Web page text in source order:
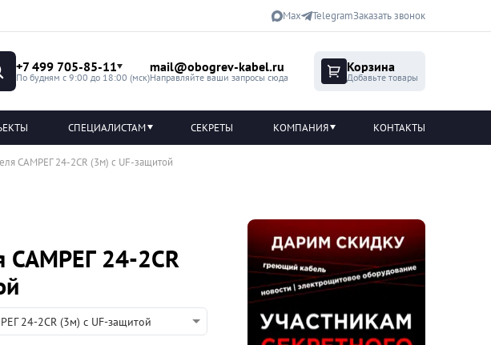
Max TelegramЗаказать звонок
+7 499 705-85-11
По будням с 9:00 до 18:00 (мск)
mail@obogrev-kabel.ru
Направляйте ваши запросы сюда
Корзина
Добавьте товары
СПЕЦИАЛИСТАМ СЕКРЕТЫ КОМПАНИЯ КОНТАКТЫ
САМРЕГ 24-2CR (3м) с UF-защитой
САМРЕГ 24-2CR
24-2CR (3м) с UF-защитой